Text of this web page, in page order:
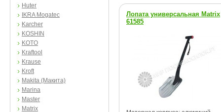
Huter
IKRA Mogatec
Karcher
KOSHIN
KOTO
Kraftool
Krause
Kroft
Makita (Макита)
Marina
Master
Matrix
Лопата универсальная Matrix
61585